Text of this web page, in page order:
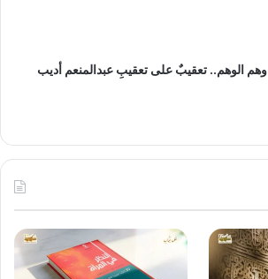
وهم الوهم.. تعقيبٌ على تعقيبِ عبدالمنعم أديب